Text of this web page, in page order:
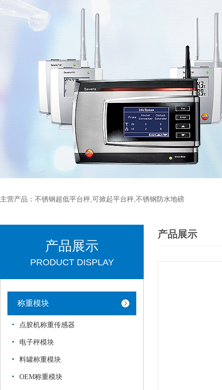
主营产品：不锈钢超低平台秤,可掀起平台秤,不锈钢防水地磅
产品展示
PRODUCT DISPLAY
称重模块
点胶机称重传感器
电子秤模块
料罐称重模块
OEM称重模块
产品展示